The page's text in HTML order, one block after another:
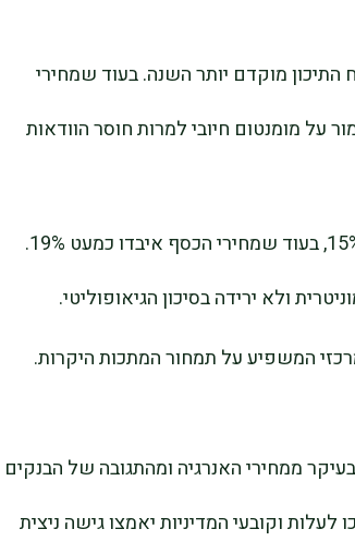
מוקדם יותר השנה. בעוד שמחירי
על מומנטום חיובי למרות חוסר הוודאות
בשלושת החודשים האחרונים ירדו מחירי הזהב בכ-15%, בעוד שמחירי הכסף איבדו כמעט 19%.
ולא ירידה בסיכון הגיאופוליטי.
המשפיע על תמחור המתכות היקרות.
ממחירי האנרגיה ומהתגובה של הבנקים
וקובעי המדיניות יאמצו גישה ניצית